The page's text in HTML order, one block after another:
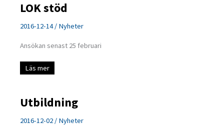
LOK stöd
2016-12-14/ Nyheter
Ansökan senast 25 februari
LOK
stöd
Läs mer
Utbildning
2016-12-02 / Nyheter